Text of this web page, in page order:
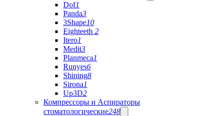
Dof1
Panda3
3Shape10
Eighteeth 2
Itero1
Medit3
Planmeca1
Runyes6
Shining8
Sirona1
Up3D2
Компрессоры и Аспираторы
стоматологические248